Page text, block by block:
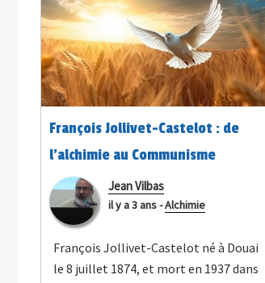
François Jollivet-Castelot : de
l’alchimie au Communisme
spiritualisteJean Vilbas
il y a 3 ans-Alchimie
François Jollivet-Castelot né à Douai
le 8 juillet 1874, et mort en 1937 dans